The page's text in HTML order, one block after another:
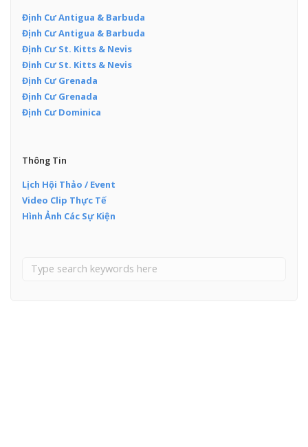
Định Cư Antigua & Barbuda
Định Cư Antigua & Barbuda
Định Cư St. Kitts & Nevis
Định Cư St. Kitts & Nevis
Định Cư Grenada
Định Cư Grenada
Định Cư Dominica
Thông Tin
Lịch Hội Thảo / Event
Video Clip Thực Tế
Hình Ảnh Các Sự Kiện